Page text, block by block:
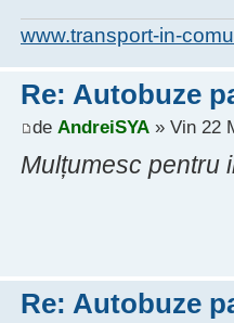
www.transport-in-
Re: Autobuze
de AndreiSYA» Vin 22
Mulțumesc pentru
Re: Autobuze